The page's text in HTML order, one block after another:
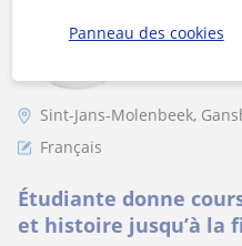
20€/h
Sint-Jans-Molenbeek,
Français
Étudiante donne
et histoire jusqu’à la
Panneau des cookies